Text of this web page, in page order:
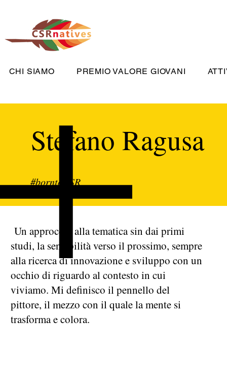
CHI SIAMO PREMIO VALORE GIOVANI
Stefano Ragusa
#borntoCSR
Un approccio alla tematica sin dai primi
studi, la sensibilità verso il prossimo, sempre
alla ricerca di innovazione e sviluppo con un
occhio di riguardo al contesto in cui
viviamo. Mi definisco il pennello del
pittore, il mezzo con il quale la mente si
trasforma e colora.